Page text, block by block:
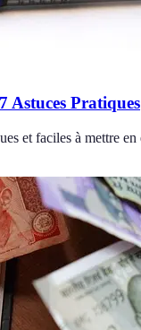
Astuces Pratiques
et faciles à mettre